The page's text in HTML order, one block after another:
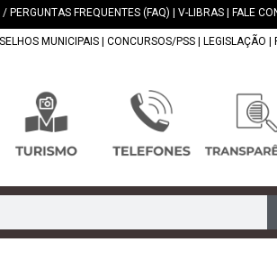
PERGUNTAS FREQUENTES (FAQ) V-LIBRAS FALE
MUNICIPAIS CONCURSOS/PSS LEGISLAÇÃO